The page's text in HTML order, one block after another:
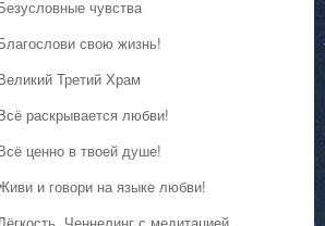
чувства
свою жизнь!
Третий Храм
раскрывается любви!
ценно в твоей душе!
и говори на языке любви!